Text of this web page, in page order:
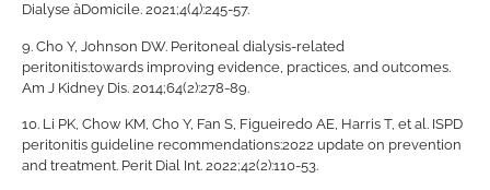
Dialyse àDomicile. 2021;4(4):245-57.
9. Cho Y, Johnson DW. Peritoneal dialysis-related
peritonitis:towards improving evidence, practices, and outcomes.
Am J Kidney Dis. 2014;64(2):278-89.
10. Li PK, Chow KM, Cho Y, Fan S, Figueiredo AE, Harris T, et al. ISPD
peritonitis guideline recommendations:2022 update on prevention
and treatment. Perit Dial Int. 2022;42(2):110-53.